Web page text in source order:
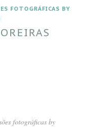
FOTOGRÁFICAS BY
fotográficas by